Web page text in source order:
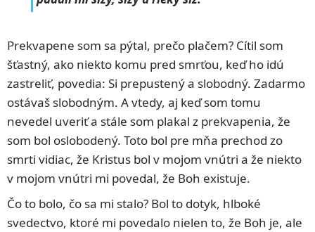
Prekvapene som sa pýtal, prečo plačem? Cítil som
šťastný, ako niekto komu pred smrťou, keď ho idú
zastreliť, povedia: Si prepustený a slobodný. Zadarmo
ostávaš slobodným. A vtedy, aj keď som tomu
nevedel uveriť a stále som plakal z prekvapenia, že
som bol oslobodený. Toto bol pre mňa prechod zo
smrti vidiac, že Kristus bol v mojom vnútri a že niekto
v mojom vnútri mi povedal, že Boh existuje.
Čo to bolo, čo sa mi stalo? Bol to dotyk, hlboké
svedectvo, ktoré mi povedalo nielen to, že Boh je, ale